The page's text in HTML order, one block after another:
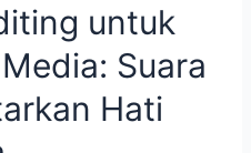
untuk
Suara
Hati